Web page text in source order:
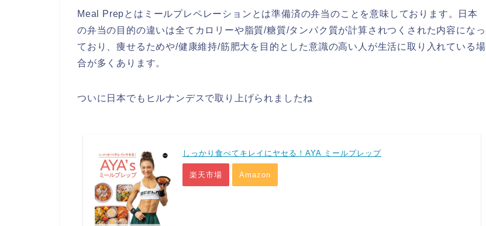
Meal Prepとはミールプレペレーションとは準備済の弁当のことを意味しております。日本
の弁当の目的の違いは全てカロリーや脂質/糖質/タンパク質が計算されつくされた内容になっ
ており、痩せるためや/健康維持/筋肥大を目的とした意識の高い人が生活に取り入れている場
合が多くあります。
ついに日本でもヒルナンデスで取り上げられましたね
しっかり食べてキレイにヤセる！AYA ミールプレップ
楽天市場 Amazon